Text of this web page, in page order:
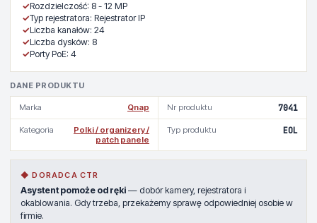
✓Rozdzielczość: 8 - 12 MP
✓Typ rejestratora: Rejestrator IP
✓Liczba kanałów: 24
✓Liczba dysków: 8
✓Porty PoE: 4
DANE PRODUKTU
Marka Qnap Nr produktu 7041
Kategoria
Polki / organizery /
patch panele
Typ produktu EOL
◆ DORADCA CTR
Asystent pomoże od ręki — dobór kamery, rejestratora i
okablowania. Gdy trzeba, przekażemy sprawę odpowiedniej osobie w
firmie.